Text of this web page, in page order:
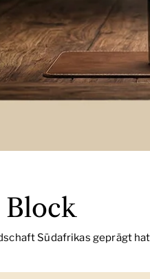
Block
Südafrikas geprägt